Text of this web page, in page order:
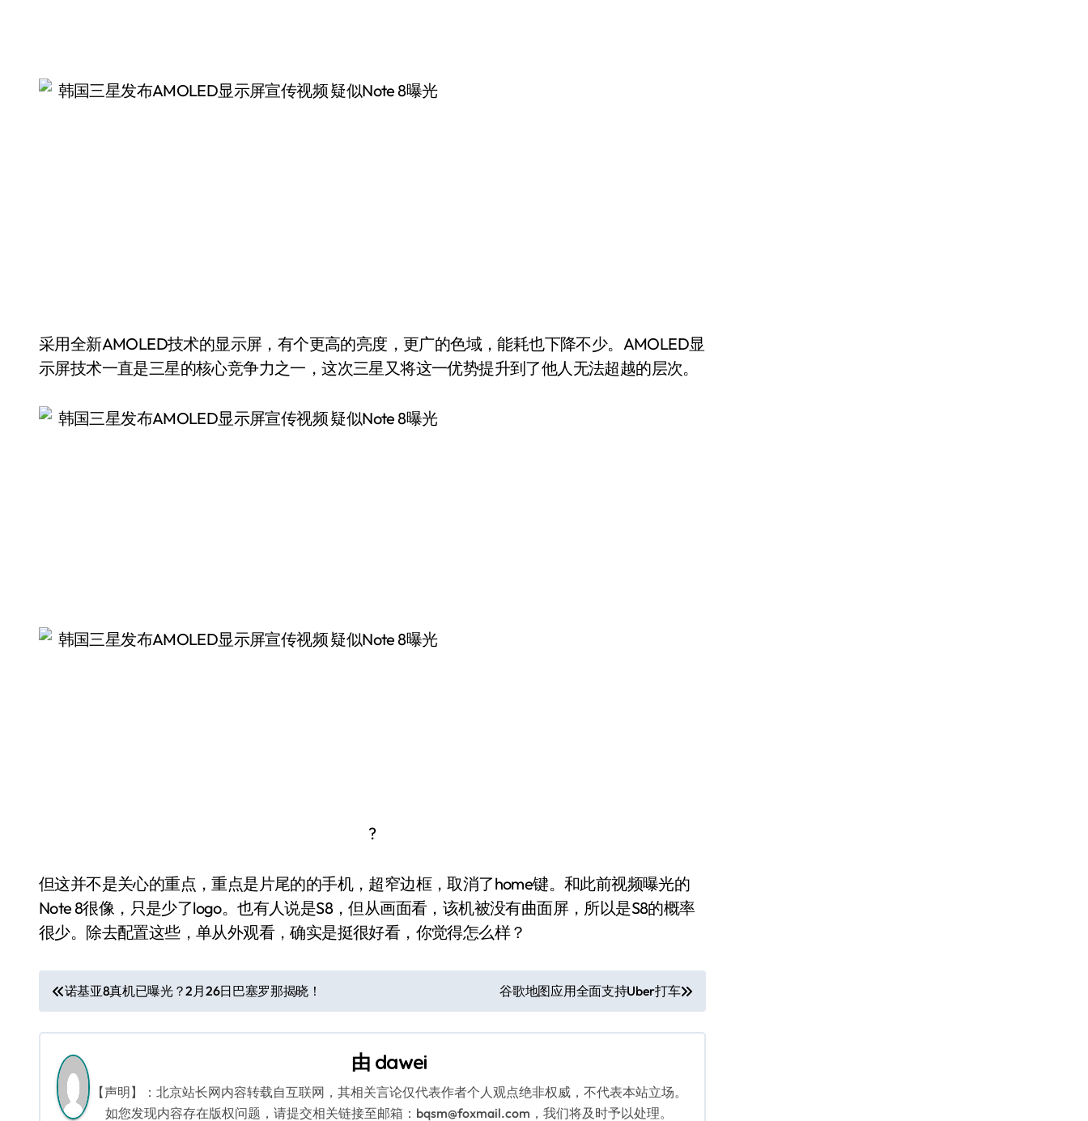
采用全新AMOLED技术的显示屏，有个更高的亮度，更广的色域，能耗也下降不少。AMOLED显
示屏技术一直是三星的核心竞争力之一，这次三星又将这一优势提升到了他人无法超越的层次。
?
但这并不是关心的重点，重点是片尾的的手机，超窄边框，取消了home键。和此前视频曝光的
Note 8很像，只是少了logo。也有人说是S8，但从画面看，该机被没有曲面屏，所以是S8的概率
很少。除去配置这些，单从外观看，确实是挺很好看，你觉得怎么样？
文
章
导
航
诺基亚8真机已曝光？2月26日巴塞罗那揭晓！ 谷歌地图应用全面支持Uber打车
由 dawei
【声明】：北京站长网内容转载自互联网，其相关言论仅代表作者个人观点绝非权威，不代表本站立场。
如您发现内容存在版权问题，请提交相关链接至邮箱：bqsm@foxmail.com，我们将及时予以处理。